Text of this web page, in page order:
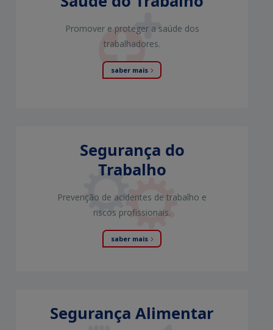
Promover e proteger a saúde dos
trabalhadores.
saber mais
Segurança do
Trabalho
Prevenção de acidentes de trabalho e
riscos profissionais.
saber mais
Segurança Alimentar